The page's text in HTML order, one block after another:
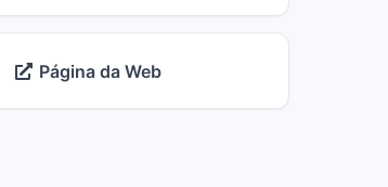
Página da Web